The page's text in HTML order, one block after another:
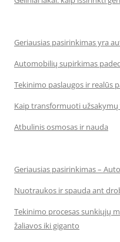
Geriausias pasirinkimas yra
Automobilių supirkimas
Tekinimo paslaugos ir realūs
Kaip transformuoti užsakymų
Atbulinis osmosas ir nauda
Geriausias pasirinkimas –
Nuotraukos ir spauda ant
Tekinimo procesas sunkiųjų
žaliavos iki giganto